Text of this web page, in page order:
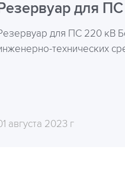
для
для ПС 220 кВ
технических
августа 2023 г